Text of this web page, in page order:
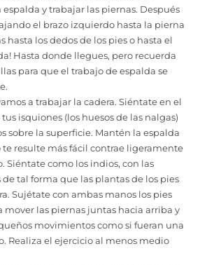
y trabajar las piernas. Después
el brazo izquierdo hasta la pierna
hasta los dedos de los pies o hasta el
Hasta donde llegues, pero recuerda
para que el trabajo de espalda se
a trabajar la cadera. Siéntate en el
isquiones (los huesos de las nalgas)
sobre la superficie. Mantén la espalda
te resulte más fácil contrae ligeramente
Siéntate como los indios, con las
tal forma que las plantas de los pies
Sujétate con ambas manos los pies
mover las piernas juntas hacia arriba y
movimientos como si fueran una
Realiza el ejercicio al menos medio